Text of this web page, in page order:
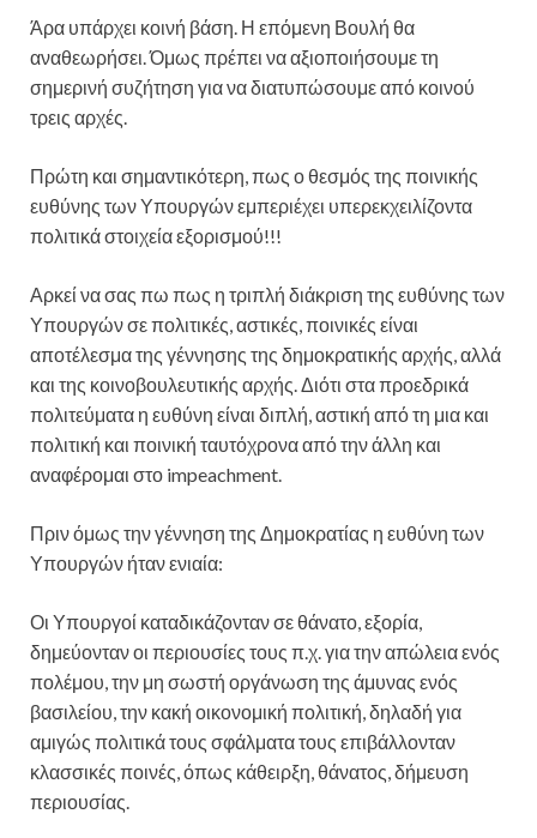
Άρα υπάρχει κοινή βάση. Η επόμενη Βουλή θα
αναθεωρήσει. Όμως πρέπει να αξιοποιήσουμε τη
σημερινή συζήτηση για να διατυπώσουμε από κοινού
τρεις αρχές.
Πρώτη και σημαντικότερη, πως ο θεσμός της ποινικής
ευθύνης των Υπουργών εμπεριέχει υπερεκχειλίζοντα
πολιτικά στοιχεία εξορισμού!!!
Αρκεί να σας πω πως η τριπλή διάκριση της ευθύνης των
Υπουργών σε πολιτικές, αστικές, ποινικές είναι
αποτέλεσμα της γέννησης της δημοκρατικής αρχής, αλλά
και της κοινοβουλευτικής αρχής. Διότι στα προεδρικά
πολιτεύματα η ευθύνη είναι διπλή, αστική από τη μια και
πολιτική και ποινική ταυτόχρονα από την άλλη και
αναφέρομαι στο impeachment.
Πριν όμως την γέννηση της Δημοκρατίας η ευθύνη των
Υπουργών ήταν ενιαία:
Οι Υπουργοί καταδικάζονταν σε θάνατο, εξορία,
δημεύονταν οι περιουσίες τους π.χ. για την απώλεια ενός
πολέμου, την μη σωστή οργάνωση της άμυνας ενός
βασιλείου, την κακή οικονομική πολιτική, δηλαδή για
αμιγώς πολιτικά τους σφάλματα τους επιβάλλονταν
κλασσικές ποινές, όπως κάθειρξη, θάνατος, δήμευση
περιουσίας.